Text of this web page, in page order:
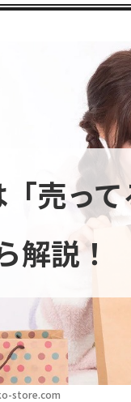
store.com
売っ
解説！